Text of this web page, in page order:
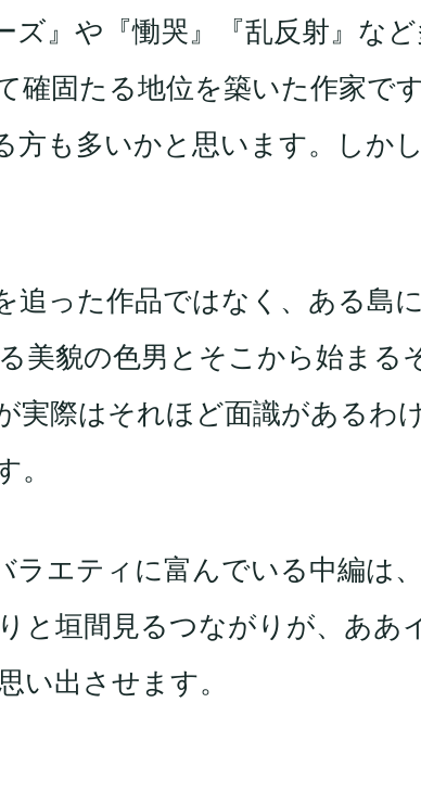
ズ』や『慟哭』『乱反射』な
確固たる地位を築いた作家で
方も多いかと思います。しか
追った作品ではなく、ある島
美貌の色男とそこから始まる
実際はそれほど面識があるわ
。
ラエティに富んでいる中編は
と垣間見るつながりが、ああ
い出させます。